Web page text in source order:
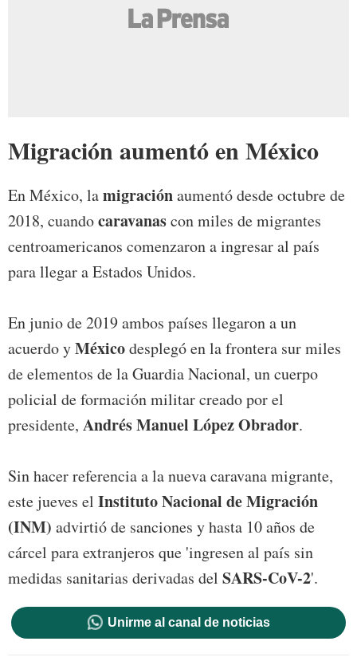
Migración aumentó en México
En México, lamigraciónaumentó desde octubre de
2018, cuandocaravanascon miles de migrantes
centroamericanos comenzaron a ingresar al país
para llegar a Estados Unidos.
En junio de 2019 ambos países llegaron a un
acuerdo yMéxicodesplegó en la frontera sur miles
de elementos de la Guardia Nacional, un cuerpo
policial de formación militar creado por el
presidente, Andrés Manuel López Obrador.
Sin hacer referencia a la nueva caravana migrante,
este jueves el Instituto Nacional de Migración
(INM) advirtió de sanciones y hasta 10 años de
cárcel para extranjeros que 'ingresen al país sin
medidas sanitarias derivadas del SARS-CoV-2'.
Unirme al canal de noticias